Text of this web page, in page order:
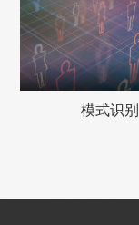
模式识别